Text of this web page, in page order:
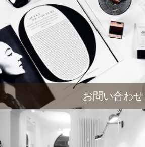
お問い合わせ